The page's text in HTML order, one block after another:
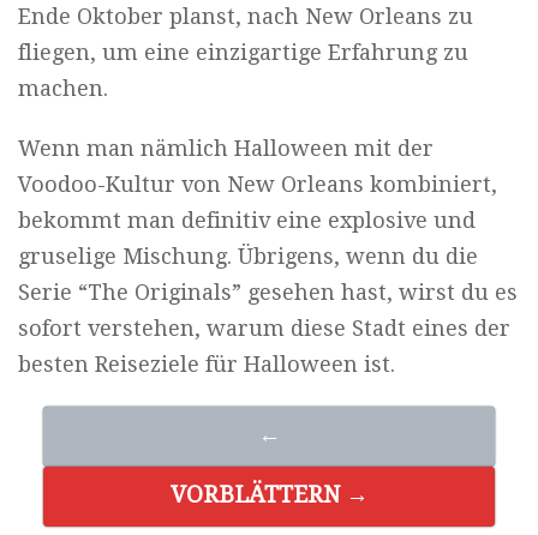
Ende Oktober planst, nach New Orleans zu
fliegen, um eine einzigartige Erfahrung zu
machen.
Wenn man nämlich Halloween mit der
Voodoo-Kultur von New Orleans kombiniert,
bekommt man definitiv eine explosive und
gruselige Mischung. Übrigens, wenn du die
Serie “The Originals” gesehen hast, wirst du es
sofort verstehen, warum diese Stadt eines der
besten Reiseziele für Halloween ist.
←
VORBLÄTTERN →